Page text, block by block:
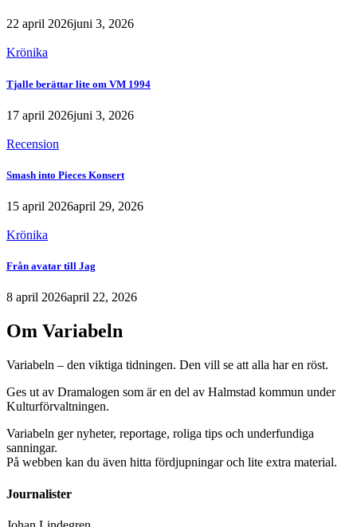
22 april 2026juni 3, 2026
Krönika
Tjalle berättar lite om VM 1994
17 april 2026juni 3, 2026
Recension
Smash into Pieces Konsert
15 april 2026april 29, 2026
Krönika
Från avatar till Jag
8 april 2026april 22, 2026
Om Variabeln
Variabeln – den viktiga tidningen. Den vill se att alla har en röst.
Ges ut av Dramalogen som är en del av Halmstad kommun under
Kulturförvaltningen.
Variabeln ger nyheter, reportage, roliga tips och underfundiga
sanningar.
På webben kan du även hitta fördjupningar och lite extra material.
Journalister